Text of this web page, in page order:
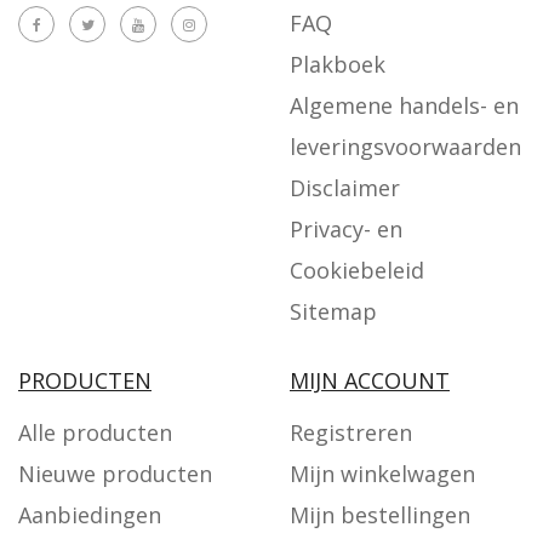
FAQ
Plakboek
Algemene handels- en
leveringsvoorwaarden
Disclaimer
Privacy- en
Cookiebeleid
Sitemap
PRODUCTEN
Alle producten
Nieuwe producten
Aanbiedingen
MIJN ACCOUNT
Registreren
Mijn winkelwagen
Mijn bestellingen